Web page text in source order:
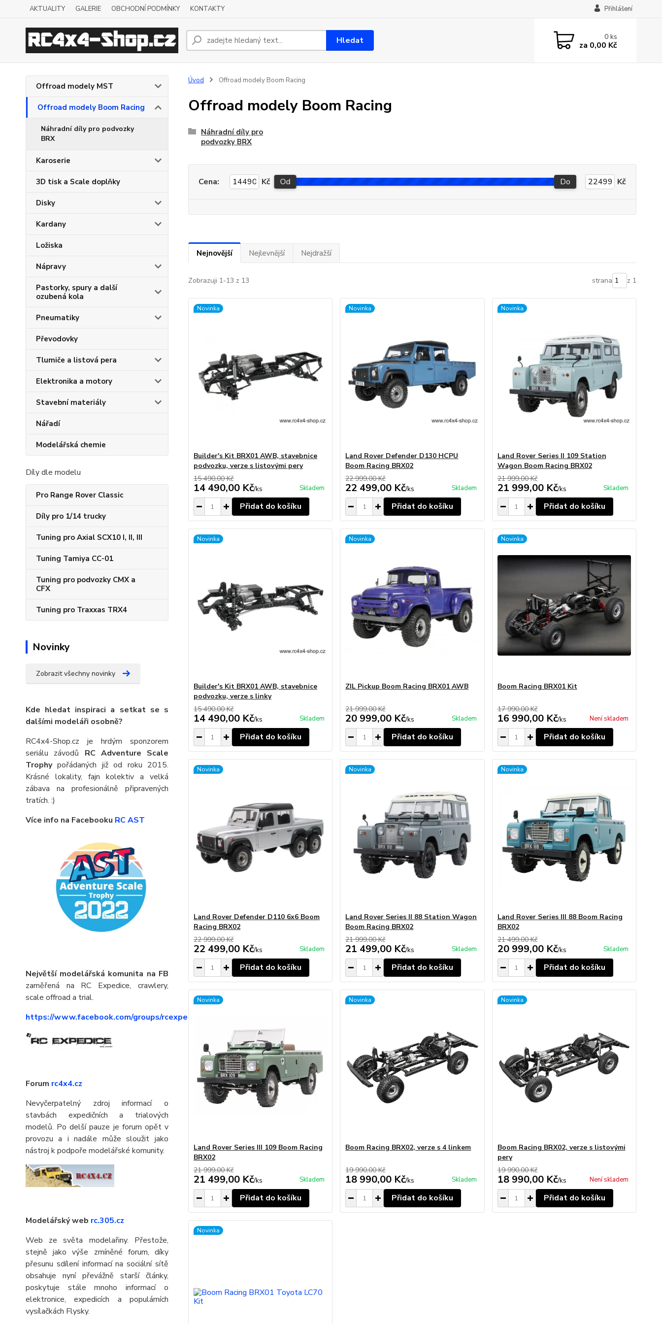
AKTUALITY GALERIE OBCHODNÍ PODMÍNKY KONTAKTY Přihlášení
Hledat 0ks
za 0,00 Kč
Offroad modely MST
Offroad modely Boom Racing
Náhradní díly pro podvozky
BRX
Karoserie
3D tisk a Scale doplňky
Disky
Kardany
Ložiska
Nápravy
Pastorky, spury a další
ozubená kola
Pneumatiky
Převodovky
Tlumiče a listová pera
Elektronika a motory
Stavební materiály
Nářadí
Modelářská chemie
Díly dle modelu
Pro Range Rover Classic
Díly pro 1/14 trucky
Tuning pro Axial SCX10 I, II, III
Tuning Tamiya CC-01
Tuning pro podvozky CMX a
CFX
Tuning pro Traxxas TRX4
Novinky
Zobrazit všechny novinky
Kde hledat inspiraci a setkat se s
dalšími modeláři osobně?
RC4x4-Shop.cz je hrdým sponzorem
seriálu závodů RC Adventure Scale
Trophypořádaných již od roku 2015.
Krásné lokality, fajn kolektiv a velká
zábava na profesionálně připravených
tratích. :)
Více info na Facebooku RC AST
Největší modelářská komunita na FB
zaměřená na RC Expedice, crawlery,
scale offroad a trial.
https://www.facebook.com/groups/rcexpedice
Forum rc4x4.cz
Nevyčerpatelný zdroj informací o
stavbách expedičních a trialových
modelů. Po delší pauze je forum opět v
provozu a i nadále může sloužit jako
nástroj k podpoře modelářské komunity.
Modelářský web rc.305.cz
Web ze světa modelařiny. Přestože,
stejně jako výše zmíněné forum, díky
přesunu sdílení informací na sociální sítě
obsahuje nyní převážně starší články,
poskytuje stále mnoho informací o
elektronice, expedicích a populárních
vysílačkách Flysky.
Úvod Offroad modely Boom Racing
Offroad modely Boom Racing
Náhradní díly pro
podvozky BRX
Cena: Kč Od Do Kč
Nejnovější Nejlevnější Nejdražší
Zobrazuji 1-13 z 13 strana z 1
Novinka
Builder's Kit BRX01 AWB, stavebnice
podvozku, verze s listovými pery
15 490,00 Kč
14 490,00 Kč/ks Skladem
Přidat do košíku
Novinka
Land Rover Defender D130 HCPU
Boom Racing BRX02
22 999,00 Kč
22 499,00 Kč/ks Skladem
Přidat do košíku
Novinka
Land Rover Series II 109 Station
Wagon Boom Racing BRX02
21 999,00 Kč
21 999,00 Kč/ks Skladem
Přidat do košíku
Novinka
Builder's Kit BRX01 AWB, stavebnice
podvozku, verze s linky
15 490,00 Kč
14 490,00 Kč/ks Skladem
Přidat do košíku
Novinka
ZIL Pickup Boom Racing BRX01 AWB
21 999,00 Kč
20 999,00 Kč/ks Skladem
Přidat do košíku
Novinka
Boom Racing BRX01 Kit
17 990,00 Kč
16 990,00 Kč/ks Není skladem
Přidat do košíku
Novinka
Land Rover Defender D110 6x6 Boom
Racing BRX02
22 999,00 Kč
22 499,00 Kč/ks Skladem
Přidat do košíku
Novinka
Land Rover Series II 88 Station Wagon
Boom Racing BRX02
21 999,00 Kč
21 499,00 Kč/ks Skladem
Přidat do košíku
Novinka
Land Rover Series III 88 Boom Racing
BRX02
21 499,00 Kč
20 999,00 Kč/ks Skladem
Přidat do košíku
Novinka
Land Rover Series III 109 Boom Racing
BRX02
21 999,00 Kč
21 499,00 Kč/ks Skladem
Přidat do košíku
Novinka
Boom Racing BRX02, verze s 4 linkem
19 990,00 Kč
18 990,00 Kč/ks Skladem
Přidat do košíku
Novinka
Boom Racing BRX02, verze s listovými
pery
19 990,00 Kč
18 990,00 Kč/ks Není skladem
Přidat do košíku
Novinka